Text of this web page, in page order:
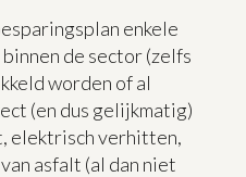
enkele
de sector (zelfs
worden of al
(en dus gelijkmatig)
elektrisch verhitten,
asfalt (al dan niet